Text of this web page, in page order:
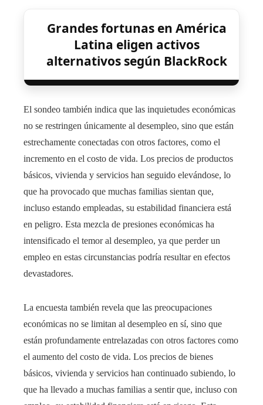
Grandes fortunas en América
Latina eligen activos
alternativos según BlackRock
El sondeo también indica que las inquietudes económicas
no se restringen únicamente al desempleo, sino que están
estrechamente conectadas con otros factores, como el
incremento en el costo de vida. Los precios de productos
básicos, vivienda y servicios han seguido elevándose, lo
que ha provocado que muchas familias sientan que,
incluso estando empleadas, su estabilidad financiera está
en peligro. Esta mezcla de presiones económicas ha
intensificado el temor al desempleo, ya que perder un
empleo en estas circunstancias podría resultar en efectos
devastadores.
La encuesta también revela que las preocupaciones
económicas no se limitan al desempleo en sí, sino que
están profundamente entrelazadas con otros factores como
el aumento del costo de vida. Los precios de bienes
básicos, vivienda y servicios han continuado subiendo, lo
que ha llevado a muchas familias a sentir que, incluso con